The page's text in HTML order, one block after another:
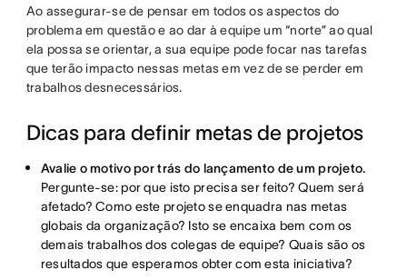
Ao assegurar-se de pensar em todos os aspectos do
problema em questão e ao dar à equipe um “norte” ao qual
ela possa se orientar, a sua equipe pode focar nas tarefas
que terão impacto nessas metas em vez de se perder em
trabalhos desnecessários.
Dicas para definir metas de projetos
Avalie o motivo por trás do lançamento de um projeto.
Pergunte-se: por que isto precisa ser feito? Quem será
afetado? Como este projeto se enquadra nas metas
globais da organização? Isto se encaixa bem com os
demais trabalhos dos colegas de equipe? Quais são os
resultados que esperamos obter com esta iniciativa?